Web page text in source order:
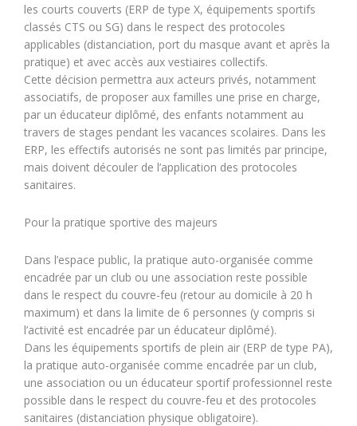
les courts couverts (ERP de type X, équipements sportifs
classés CTS ou SG) dans le respect des protocoles
applicables (distanciation, port du masque avant et après la
pratique) et avec accès aux vestiaires collectifs.
Cette décision permettra aux acteurs privés, notamment
associatifs, de proposer aux familles une prise en charge,
par un éducateur diplômé, des enfants notamment au
travers de stages pendant les vacances scolaires. Dans les
ERP, les effectifs autorisés ne sont pas limités par principe,
mais doivent découler de l’application des protocoles
sanitaires.
Pour la pratique sportive des majeurs
Dans l’espace public, la pratique auto-organisée comme
encadrée par un club ou une association reste possible
dans le respect du couvre-feu (retour au domicile à 20 h
maximum) et dans la limite de 6 personnes (y compris si
l’activité est encadrée par un éducateur diplômé).
Dans les équipements sportifs de plein air (ERP de type PA),
la pratique auto-organisée comme encadrée par un club,
une association ou un éducateur sportif professionnel reste
possible dans le respect du couvre-feu et des protocoles
sanitaires (distanciation physique obligatoire).